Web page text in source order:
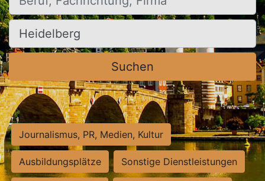
Ort, Stadt
Suchen
Journalismus, PR, Medien, Kultur
Ausbildungsplätze Sonstige Dienstleistungen